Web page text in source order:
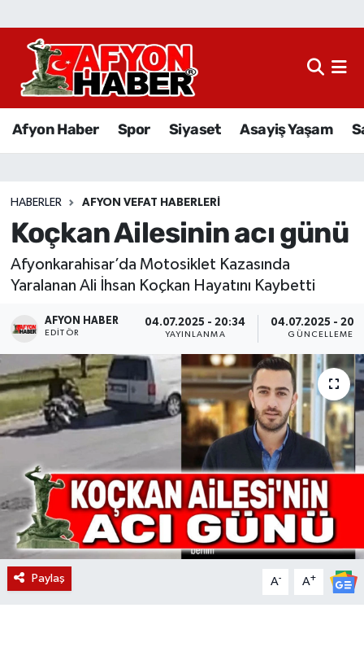
Afyon Haber Spor Siyaset Asayiş Yaşam
HABERLER AFYON VEFAT HABERLERI
Koçkan Ailesinin acı günü
Afyonkarahisar’da Motosiklet Kazasında
Yaralanan Ali İhsan Koçkan Hayatını Kaybetti
AFYON HABER
EDITÖR
04.07.2025 - 20:34
YAYINLANMA
04.07.2025 -
GÜNCELLEME
Paylaş A- A+
Afyon Haber
Sağlık
Eğitim
Ekonomi
Magazin
Etkinlikler